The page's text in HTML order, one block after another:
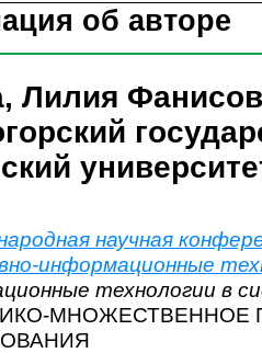
об авторе
Лилия
научная
информационные
технологии в
МНОЖЕСТВЕННОЕ